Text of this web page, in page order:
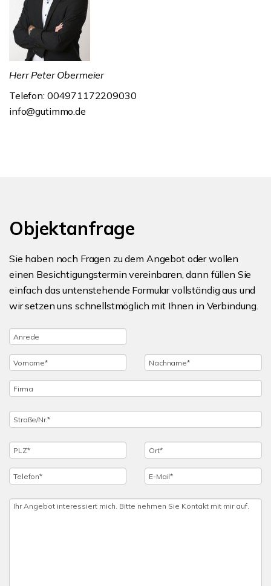
Herr Peter Obermeier
Telefon: 004971172209030
info@gutimmo.de
Objektanfrage
Sie haben noch Fragen zu dem Angebot oder wollen
einen Besichtigungstermin vereinbaren, dann füllen Sie
einfach das untenstehende Formular vollständig aus und
wir setzen uns schnellstmöglich mit Ihnen in Verbindung.